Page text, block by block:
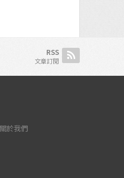
RSS
文章訂閱
關於我們